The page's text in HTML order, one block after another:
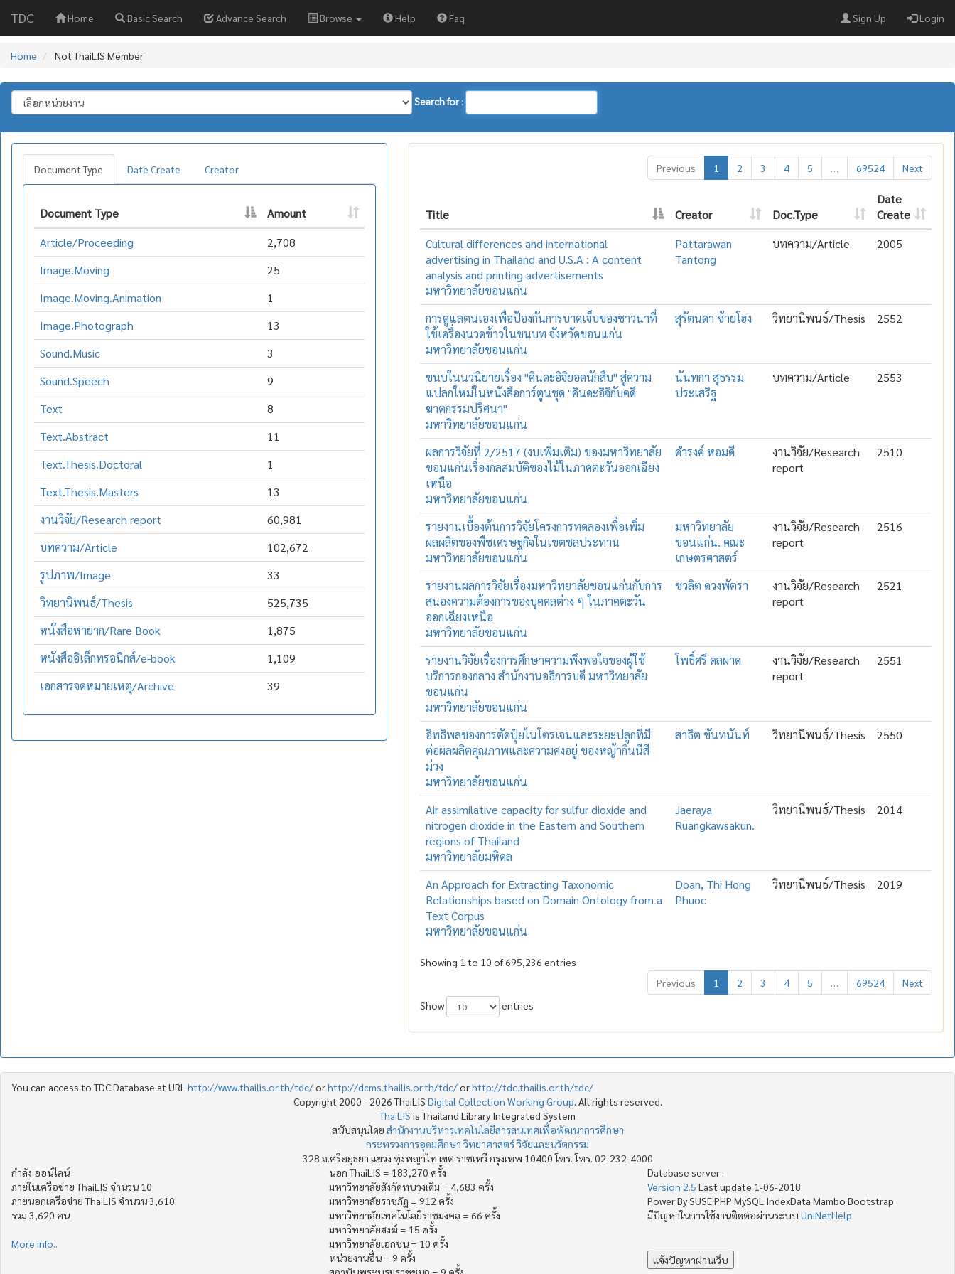
TDC Home Basic Search Advance Search Browse Help Faq Sign Up Login
Home Not ThaiLIS Member
Search for:
Document Type Date Create Creator
Document Type
Amount
Article/Proceeding
2,708
Image.Moving
25
Image.Moving.Animation
1
Image.Photograph
13
Sound.Music
3
Sound.Speech
9
Text
8
Text.Abstract
11
Text.Thesis.Doctoral
1
Text.Thesis.Masters
13
งานวิจัย/Research report
60,981
บทความ/Article
102,672
รูปภาพ/Image
33
วิทยานิพนธ์/Thesis
525,735
หนังสือหายาก/Rare Book
1,875
หนังสืออิเล็กทรอนิกส์/e-book
1,109
เอกสารจดหมายเหตุ/Archive
39
Previous 1 2 3 4 5 … 69524 Next
Title Creator Doc.Type
Date
Create
Cultural differences and international
advertising in Thailand and U.S.A : A content
analysis and printing advertisements
มหาวิทยาลัยขอนแก่น
Pattarawan
Tantong
บทความ/Article 2005
การดูแลตนเองเพื่อป้องกันการบาดเจ็บของชาวนาที่
ใช้เครื่องนวดข้าวในชนบท จังหวัดขอนแก่น
มหาวิทยาลัยขอนแก่น
สุรัตนดา ซ้ายโฮง วิทยานิพนธ์/Thesis 2552
ขนบในนวนิยายเรื่อง "คินดะอิจิยอดนักสืบ" สู่ความ
แปลกใหม่ในหนังสือการ์ตูนชุด "คินดะอิจิกับคดี
ฆาตกรรมปริศนา"
มหาวิทยาลัยขอนแก่น
นันทกา สุธรรม
ประเสริฐ
บทความ/Article 2553
ผลการวิจัยที่ 2/2517 (งบเพิ่มเติม) ของมหาวิทยาลัย
ขอนแก่นเรื่องกลสมบัติของไม้ในภาคตะวันออกเฉียง
เหนือ
มหาวิทยาลัยขอนแก่น
ดำรงค์ หอมดี
งานวิจัย/Research
report
2510
รายงานเบื้องต้นการวิจัยโครงการทดลองเพื่อเพิ่ม
ผลผลิตของพืชเศรษฐกิจในเขตชลประทาน
มหาวิทยาลัยขอนแก่น
มหาวิทยาลัย
ขอนแก่น. คณะ
เกษตรศาสตร์
งานวิจัย/Research
report
2516
รายงานผลการวิจัยเรื่องมหาวิทยาลัยขอนแก่นกับการ
สนองความต้องการของบุคคลต่าง ๆ ในภาคตะวัน
ออกเฉียงเหนือ
มหาวิทยาลัยขอนแก่น
ชวลิต ดวงพัตรา
งานวิจัย/Research
report
2521
รายงานวิจัยเรื่องการศึกษาความพึงพอใจของผู้ใช้
บริการกองกลาง สำนักงานอธิการบดี มหาวิทยาลัย
ขอนแก่น
มหาวิทยาลัยขอนแก่น
โพธิ์ศรี ดลผาด
งานวิจัย/Research
report
2551
อิทธิพลของการตัดปุ๋ยไนโตรเจนและระยะปลูกที่มี
ต่อผลผลิตคุณภาพและความคงอยู่ ของหญ้ากินนีสี
ม่วง
มหาวิทยาลัยขอนแก่น
สาธิต ขันทนันท์ วิทยานิพนธ์/Thesis 2550
Air assimilative capacity for sulfur dioxide and
nitrogen dioxide in the Eastern and Southern
regions of Thailand
มหาวิทยาลัยมหิดล
Jaeraya
Ruangkawsakun.
วิทยานิพนธ์/Thesis 2014
An Approach for Extracting Taxonomic
Relationships based on Domain Ontology from a
Text Corpus
มหาวิทยาลัยขอนแก่น
Doan, Thi Hong
Phuoc
วิทยานิพนธ์/Thesis 2019
Showing 1 to 10 of 695,236 entries
Previous
1 2 3 4 5 … 69524
Next
Show
entries
You can access to TDC Database at URL http://www.thailis.or.th/tdc/orhttp://dcms.thailis.or.th/tdc/orhttp://tdc.thailis.or.th/tdc/
Copyright 2000 - 2026 ThaiLIS Digital Collection Working Group. All rights reserved.
ThaiLIS is Thailand Library Integrated System
สนับสนุนโดย สำนักงานบริหารเทคโนโลยีสารสนเทศเพื่อพัฒนาการศึกษา
กระทรวงการอุดมศึกษา วิทยาศาสตร์ วิจัยและนวัตกรรม
328 ถ.ศรีอยุธยา แขวง ทุ่งพญาไท เขต ราชเทวี กรุงเทพ 10400 โทร. โทร. 02-232-4000
กำลัง ออน์ไลน์
ภายในเครือข่าย ThaiLIS จำนวน 10
ภายนอกเครือข่าย ThaiLIS จำนวน 3,610
รวม 3,620 คน
More info..
นอก ThaiLIS = 183,270 ครั้ง
มหาวิทยาลัยสังกัดทบวงเดิม = 4,683 ครั้ง
มหาวิทยาลัยราชภัฏ = 912 ครั้ง
มหาวิทยาลัยเทคโนโลยีราชมงคล = 66 ครั้ง
มหาวิทยาลัยสงฆ์ = 15 ครั้ง
มหาวิทยาลัยเอกชน = 10 ครั้ง
หน่วยงานอื่น = 9 ครั้ง
Database server :
Version 2.5 Last update 1-06-2018
Power By SUSE PHP MySQL IndexData Mambo Bootstrap
มีปัญหาในการใช้งานติดต่อผ่านระบบ UniNetHelp